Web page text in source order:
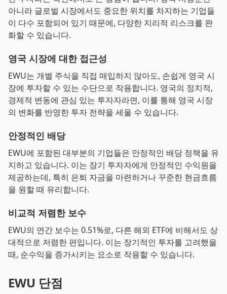
아니라 글로벌 시장에서도 중요한 위치를 차지하는 기업들
이 다수 포함되어 있기 때문에, 다양한 지리적 리스크를 완
화할 수 있습니다.
영국 시장에 대한 접근성
EWU는 개별 주식을 직접 매입하지 않아도, 손쉽게 영국 시
장에 투자할 수 있는 수단으로 작용합니다. 영국의 정치적,
경제적 변동에 관심 있는 투자자라면, 이를 통해 영국 시장
의 변화를 반영한 투자 전략을 세울 수 있습니다.
안정적인 배당
EWU에 포함된 대부분의 기업들은 안정적인 배당 정책을 유
지하고 있습니다. 이는 장기 투자자에게 안정적인 수익원을
제공하는데, 특히 은퇴 자금을 마련하거나 꾸준한 현금흐름
을 원할 때 유리합니다.
비교적 저렴한 보수
EWU의 연간 보수는 0.51%로, 다른 해외 ETF에 비해서도 상
대적으로 저렴한 편입니다. 이는 장기적인 투자를 고려했을
때, 순수익을 증가시키는 요소로 작용할 수 있습니다.
EWU 단점